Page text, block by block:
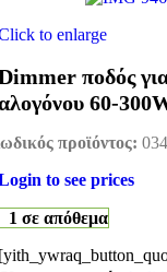
to enlarge
ποδός
60-
προϊόντος:
to see prices
1 σε απόθεμα